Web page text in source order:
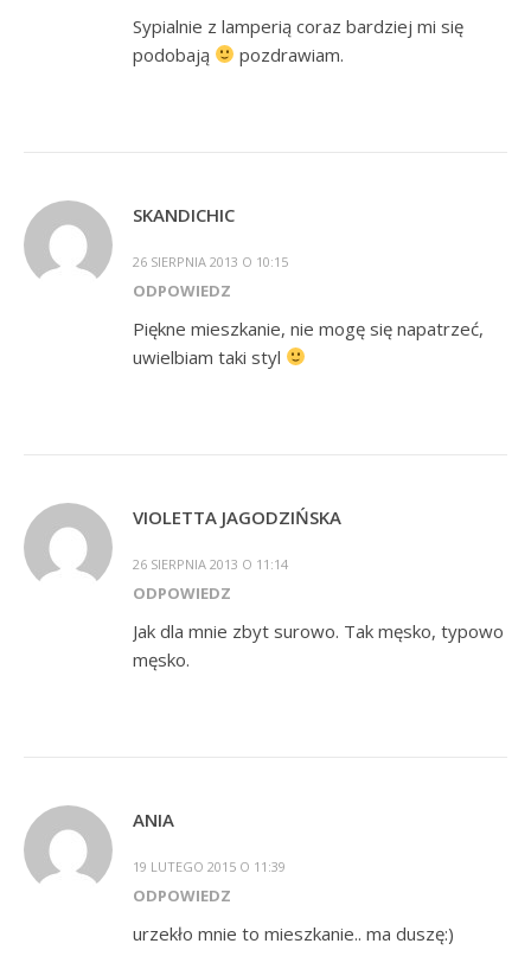
Sypialnie z lamperią coraz bardziej mi się
podobają
pozdrawiam.
SKANDICHIC
26 SIERPNIA 2013 O 10:15
ODPOWIEDZ
Piękne mieszkanie, nie mogę się napatrzeć,
uwielbiam taki styl
VIOLETTA JAGODZIŃSKA
26 SIERPNIA 2013 O 11:14
ODPOWIEDZ
Jak dla mnie zbyt surowo. Tak męsko, typowo
męsko.
ANIA
19 LUTEGO 2015 O 11:39
ODPOWIEDZ
urzekło mnie to mieszkanie.. ma duszę:)